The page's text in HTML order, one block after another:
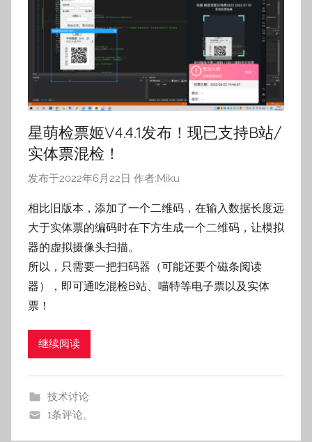
星萌检票姬V4.4.1发布！现已支持B站/
实体票混检！
发布于2022年6月22日 作者:Miku
相比旧版本，添加了一个二维码，在输入数据长度远
大于实体票的编码时在下方生成一个二维码，让模拟
器的虚拟摄像头扫描。
所以，只需要一把扫码器（可能还要个磁条阅读
器），即可通吃混检B站、喵特等电子票以及实体
票！
继续阅读
技术讨论
1条评论。